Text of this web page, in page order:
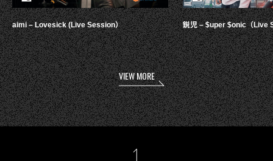
aimi – Lovesick (Live Session） 鋭児 – $uper $onic（Live
VIEW MORE